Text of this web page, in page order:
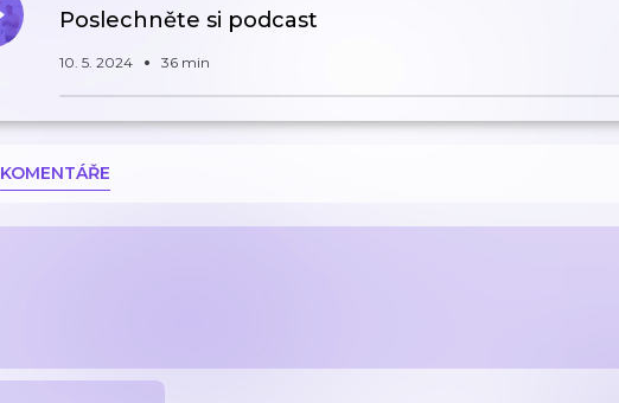
Poslechněte si podcast
10. 5. 2024 36 min
KOMENTÁŘE